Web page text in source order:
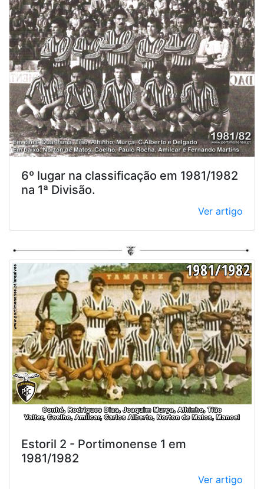
6º lugar na classificação em 1981/1982
na 1ª Divisão.
Ver artigo
Estoril 2 - Portimonense 1 em
1981/1982
Ver artigo